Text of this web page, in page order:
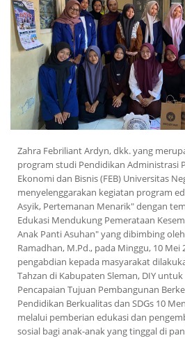
Zahra Febriliant Ardyn, dkk. yang
program studi Pendidikan Administrasi
Ekonomi dan Bisnis (FEB) Universitas
menyelenggarakan kegiatan program
Asyik, Pertemanan Menarik" dengan
Edukasi Mendukung Pemerataan
Anak Panti Asuhan" yang dibimbing
Ramadhan, M.Pd., pada Minggu, 10 Mei
pengabdian kepada masyarakat
Tahzan di Kabupaten Sleman, DIY
Pencapaian Tujuan Pembangunan
Pendidikan Berkualitas dan SDGs 10
melalui pemberian edukasi dan
sosial bagi anak-anak yang tinggal di